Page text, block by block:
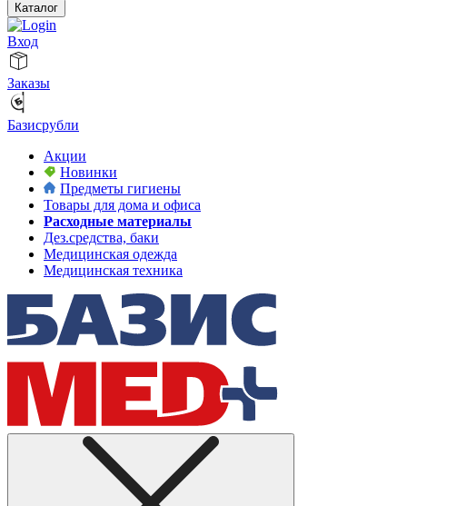
Каталог
Вход
Заказы
Базисрубли
Акции
Новинки
Предметы гигиены
Товары для дома и офиса
Расходные материалы
Дез.средства, баки
Медицинская одежда
Медицинская техника